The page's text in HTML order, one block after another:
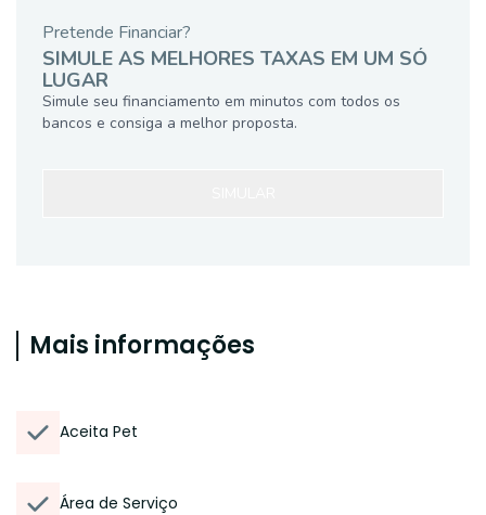
Pretende Financiar?
SIMULE AS MELHORES TAXAS EM UM SÓ
LUGAR
Simule seu financiamento em minutos com todos os
bancos e consiga a melhor proposta.
Mais informações
Aceita Pet
Área de Serviço